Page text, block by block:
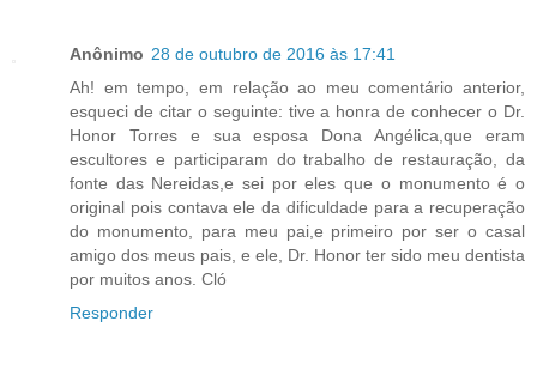
Anônimo 28 de outubro de 2016 às 17:41
Ah! em tempo, em relação ao meu comentário anterior,
esqueci de citar o seguinte: tive a honra de conhecer o Dr.
Honor Torres e sua esposa Dona Angélica,que eram
escultores e participaram do trabalho de restauração, da
fonte das Nereidas,e sei por eles que o monumento é o
original pois contava ele da dificuldade para a recuperação
do monumento, para meu pai,e primeiro por ser o casal
amigo dos meus pais, e ele, Dr. Honor ter sido meu dentista
por muitos anos. Cló
Responder